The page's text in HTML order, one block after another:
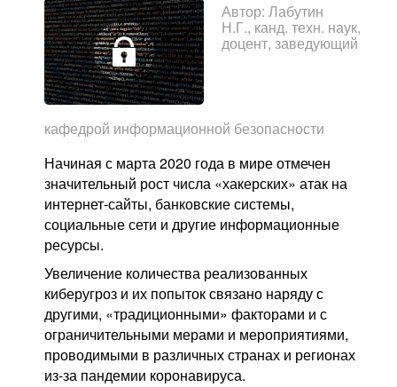
Автор: Лабутин
Н.Г., канд. техн. наук,
доцент, заведующий
кафедрой информационной безопасности
Начиная с марта 2020 года в мире отмечен
значительный рост числа «хакерских» атак на
интернет-сайты, банковские системы,
социальные сети и другие информационные
ресурсы.
Увеличение количества реализованных
киберугроз и их попыток связано наряду с
другими, «традиционными» факторами и с
ограничительными мерами и мероприятиями,
проводимыми в различных странах и регионах
из-за пандемии коронавируса.